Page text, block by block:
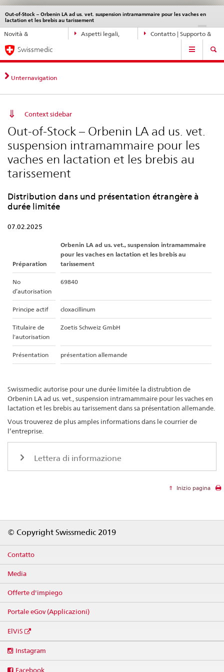
Navigazione
diretta:
novità,
aspetti
legali,
contatto
Novità &
Aspetti legali,
Contatto | Supporto &
Out-of-Stock – Orbenin LA ad us. vet. suspension intramammaire pour les vaches en
lactation et les brebis au tarissement
DE IT
Service
navigation
Navigation
Swissmedic
Unternavigation
Context sidebar
Out-of-Stock – Orbenin LA ad us. vet.
suspension intramammaire pour les
vaches en lactation et les brebis au
tarissement
Distribution dans und présentation étrangère à
durée limitée
07.02.2025
Préparation
Orbenin LA ad us. vet., suspension intramammaire
pour les vaches en lactation et les brebis au
tarissement
No
d’autorisation
69840
Principe actif cloxacillinum
Titulaire de
l'autorisation
Zoetis Schweiz GmbH
Présentation présentation allemande
Swissmedic autorise pour une durée limitée la distrubtion de
Orbenin LA ad us. vet., suspension intramammaire pour les vaches en
lactation et les brebis au tarissement dans sa présentation allemande.
Vous trouverez de plus amples informations dans le courrier de
l’entreprise.
Lettera di informazione
Inizio pagina
© Copyright Swissmedic 2019
Contatto
Media
Offerte d'impiego
Portale eGov (Applicazioni)
ElViS
media
Instagram
Facebook